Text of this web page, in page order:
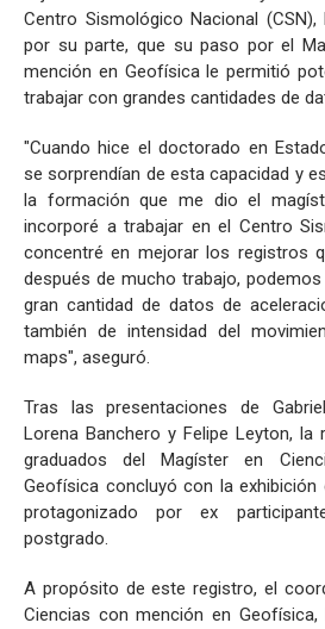
Centro Sismológico Nacional (CSN),
por su parte, que su paso por el
mención en Geofísica le permitió
trabajar con grandes cantidades de
"Cuando hice el doctorado en
se sorprendían de esta capacidad y
la formación que me dio el
incorporé a trabajar en el Centro
concentré en mejorar los registros
después de mucho trabajo,
gran cantidad de datos de
también de intensidad del
maps", aseguró.
Tras las presentaciones de
Lorena Banchero y Felipe Leyton, la
graduados del Magíster en
Geofísica concluyó con la exhibición
protagonizado por ex
postgrado.
A propósito de este registro, el
Ciencias con mención en Geofísica,